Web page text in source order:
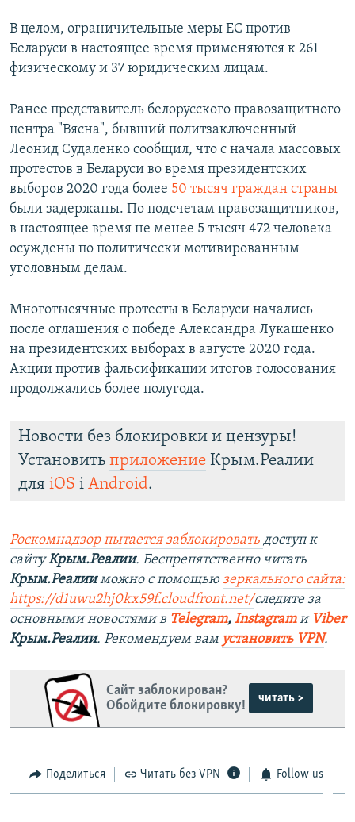
В целом, ограничительные меры ЕС против
Беларуси в настоящее время применяются к 261
физическому и 37 юридическим лицам.
Ранее представитель белорусского правозащитного
центра "Вясна", бывший политзаключенный
Леонид Судаленко сообщил, что с начала массовых
протестов в Беларуси во время президентских
выборов 2020 года более 50 тысяч граждан страны
были задержаны. По подсчетам правозащитников,
в настоящее время не менее 5 тысяч 472 человека
осуждены по политически мотивированным
уголовным делам.
Многотысячные протесты в Беларуси начались
после оглашения о победе Александра Лукашенко
на президентских выборах в августе 2020 года.
Акции против фальсификации итогов голосования
продолжались более полугода.
Новости без блокировки и цензуры!
Установить приложение Крым.Реалии
для iOS і Android.
Роскомнадзор пытается заблокировать доступ к
сайтуКрым.Реалии. Беспрепятственно читать
Крым.Реалииможно с помощью зеркального сайта:
https://d1uwu2hj0kx59f.cloudfront.net/следите за
основными новостями в Telegram, Instagramи Viber
Крым.Реалии. Рекомендуем вам установить VPN.
Сайт заблокирован?
Обойдите блокировку!
читать >
Поделиться Читать без VPN Follow us